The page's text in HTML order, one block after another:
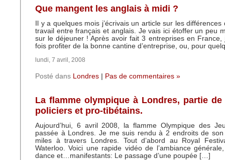
Que mangent les anglais à midi ?
Il y a quelques mois j’écrivais un article sur les
travail entre français et anglais. Je vais ici étoffer un peu
sur le déjeuner ! Après avoir fait 3 entreprises en France,
fois profiter de la bonne cantine d’entreprise, ou, pour
lundi, 7 avril, 2008
Posté dans Londres Pas de commentaires »
La flamme olympique à Londres, partie
policiers et pro-tibétains.
Aujourd’hui, 6 avril 2008, la flamme Olympique des
passée à Londres. Je me suis rendu à 2 endroits de
miles à travers Londres. Tout d’abord au Royal
Waterloo. Voici une rapide vidéo de l’ambiance
dance et…manifestants: Le passage d’une poupée […]